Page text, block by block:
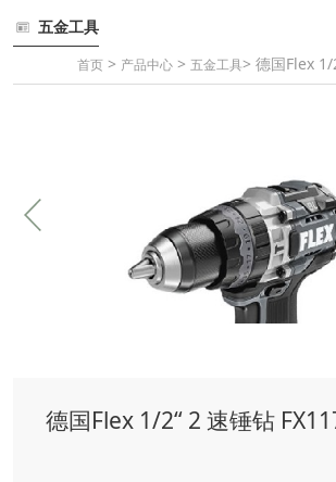
五金工具
首页 > 产品中心 > 五金工具> 德国Flex 1/
德国Flex 1/2“ 2 速锤钻